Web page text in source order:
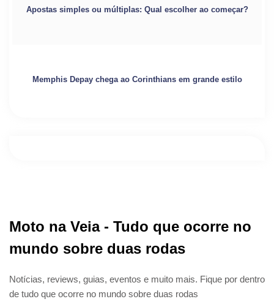
Apostas simples ou múltiplas: Qual escolher ao começar?
Memphis Depay chega ao Corinthians em grande estilo
Moto na Veia - Tudo que ocorre no
mundo sobre duas rodas
Notícias, reviews, guias, eventos e muito mais. Fique por dentro
de tudo que ocorre no mundo sobre duas rodas